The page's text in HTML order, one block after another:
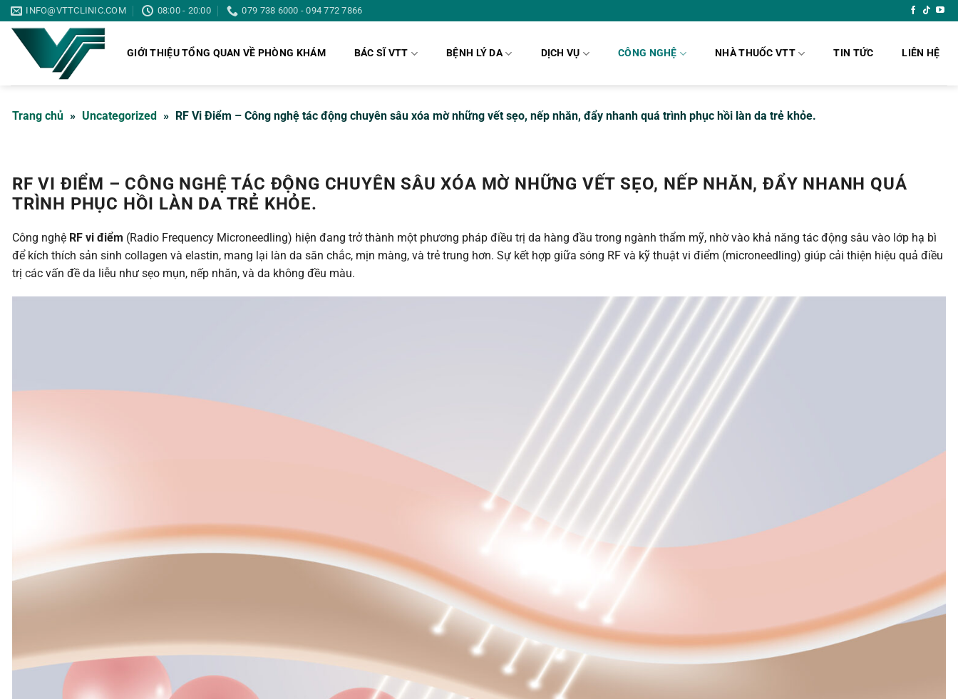
Skip
to
content
INFO@VTTCLINIC.COM 08:00 - 20:00 079 738 6000 - 094 772 7866
GIỚI THIỆU TỔNG QUAN VỀ PHÒNG KHÁM BÁC SĨ VTT BỆNH LÝ DA DỊCH VỤ CÔNG NGHỆ NHÀ THUỐC VTT TIN TỨC LIÊN HỆ
Trang chủ » Uncategorized » RF Vi Điểm – Công nghệ tác động chuyên sâu xóa mờ những vết sẹo, nếp nhăn, đẩy nhanh quá trình phục hồi làn da trẻ khỏe.
RF VI ĐIỂM – CÔNG NGHỆ TÁC ĐỘNG CHUYÊN SÂU XÓA MỜ NHỮNG VẾT SẸO, NẾP NHĂN, ĐẨY NHANH QUÁ
TRÌNH PHỤC HỒI LÀN DA TRẺ KHỎE.
Công nghệ RF vi điểm (Radio Frequency Microneedling) hiện đang trở thành một phương pháp điều trị da hàng đầu trong ngành thẩm mỹ, nhờ vào khả năng tác động sâu vào lớp hạ bì
để kích thích sản sinh collagen và elastin, mang lại làn da săn chắc, mịn màng, và trẻ trung hơn. Sự kết hợp giữa sóng RF và kỹ thuật vi điểm (microneedling) giúp cải thiện hiệu quả điều
trị các vấn đề da liễu như sẹo mụn, nếp nhăn, và da không đều màu.